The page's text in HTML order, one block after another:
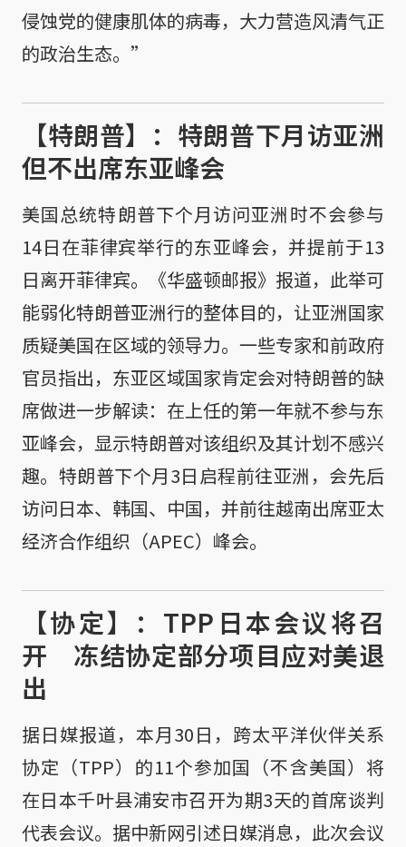
侵蚀党的健康肌体的病毒，大力营造风清气正
的政治生态。”
【特朗普】：特朗普下月访亚洲
但不出席东亚峰会
美国总统特朗普下个月访问亚洲时不会參与
14日在菲律宾举行的东亚峰会，并提前于13
日离开菲律宾。《华盛顿邮报》报道，此举可
能弱化特朗普亚洲行的整体目的，让亚洲国家
质疑美国在区域的领导力。一些专家和前政府
官员指出，东亚区域国家肯定会对特朗普的缺
席做进一步解读：在上任的第一年就不参与东
亚峰会，显示特朗普对该组织及其计划不感兴
趣。特朗普下个月3日启程前往亚洲，会先后
访问日本、韩国、中国，并前往越南出席亚太
经济合作组织（APEC）峰会。
【协定】：TPP日本会议将召
开 冻结协定部分项目应对美退
出
据日媒报道，本月30日，跨太平洋伙伴关系
协定（TPP）的11个参加国（不含美国）将
在日本千叶县浦安市召开为期3天的首席谈判
代表会议。据中新网引述日媒消息，此次会议